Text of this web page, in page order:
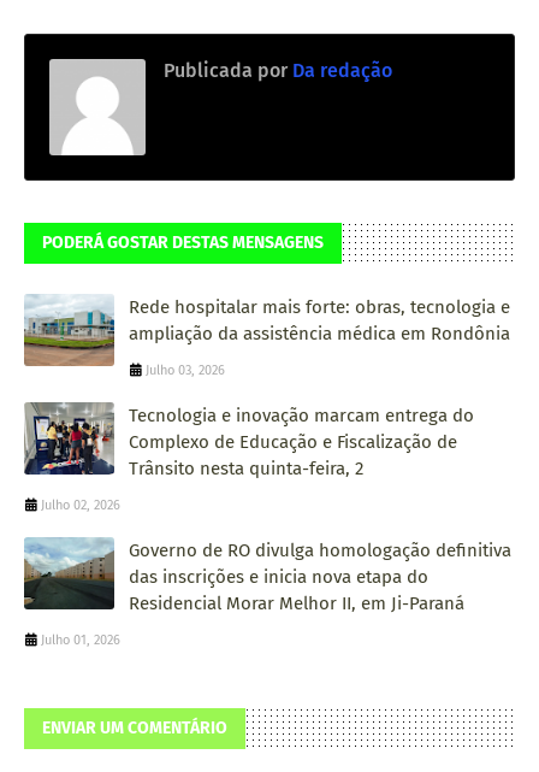
Publicada por Da redação
PODERÁ GOSTAR DESTAS MENSAGENS
Rede hospitalar mais forte: obras, tecnologia e
ampliação da assistência médica em Rondônia
Julho 03, 2026
Tecnologia e inovação marcam entrega do
Complexo de Educação e Fiscalização de
Trânsito nesta quinta-feira, 2
Julho 02, 2026
Governo de RO divulga homologação definitiva
das inscrições e inicia nova etapa do
Residencial Morar Melhor II, em Ji-Paraná
Julho 01, 2026
ENVIAR UM COMENTÁRIO